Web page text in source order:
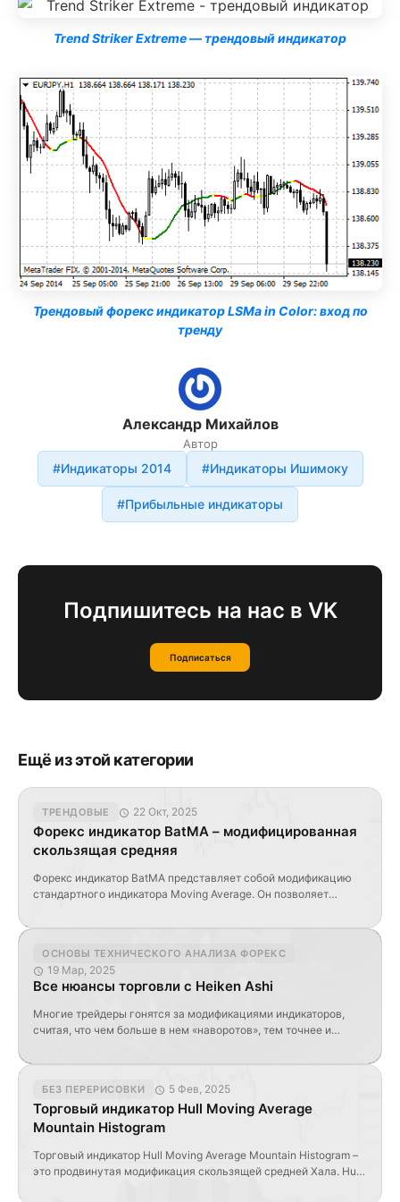
Trend Striker Extreme — трендовый индикатор
Трендовый форекс индикатор LSMa in Color: вход по
тренду
Александр Михайлов
Автор
#Индикаторы 2014 #Индикаторы Ишимоку
#Прибыльные индикаторы
Подпишитесь на нас в VK
Подписаться
Ещё из этой категории
ТРЕНДОВЫЕ 22 Окт, 2025
Форекс индикатор BatMA – модифицированная
скользящая средняя
Форекс индикатор BatMA представляет собой модификацию
стандартного индикатора Moving Average. Он позволяет
подобный фильтр используется для разделения частотных
сигналов. Настройки форекс индикатора BatMA Открывая
закладку «Параметры» этого индикатора, вы найдёте доступ к
ОСНОВЫ ТЕХНИЧЕСКОГО АНАЛИЗА ФОРЕКС
19 Мар, 2025
Все нюансы торговли с Heiken Ashi
Многие трейдеры гонятся за модификациями индикаторов,
считая, что чем больше в нем «наворотов», тем точнее и
индикаторов, который, при его грамотном использовании дает
трейдеру огромнейшее преимущество. Речь пойдет об
индикаторе Heiken Ashi. Это японская методика построения […]
БЕЗ ПЕРЕРИСОВКИ 5 Фев, 2025
Торговый индикатор Hull Moving Average
Mountain Histogram
Торговый индикатор Hull Moving Average Mountain Histogram –
это продвинутая модификация скользящей средней Хала. Hull